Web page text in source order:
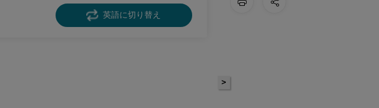
英語に切り替え
>